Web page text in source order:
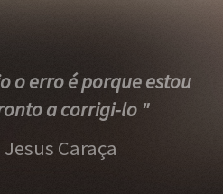
o erro é porque estou
a corrigi-lo "
Caraça